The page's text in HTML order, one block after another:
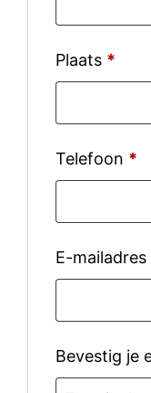
Plaats *
Telefoon *
E-mailadres
Bevestig je